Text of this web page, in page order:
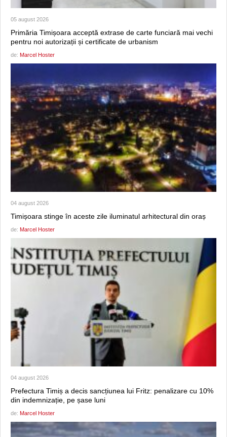
05 august 2026
Primăria Timișoara acceptă extrase de carte funciară mai vechi
pentru noi autorizații și certificate de urbanism
de: Marcel Hoster
04 august 2026
Timișoara stinge în aceste zile iluminatul arhitectural din oraș
de: Marcel Hoster
04 august 2026
Prefectura Timiș a decis sancțiunea lui Fritz: penalizare cu 10%
din indemnizație, pe șase luni
de: Marcel Hoster